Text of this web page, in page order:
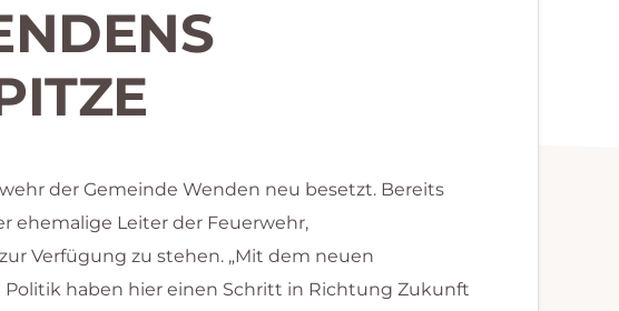
der Gemeinde Wenden neu besetzt. Bereits
ehemalige Leiter der Feuerwehr,
Verfügung zu stehen. „Mit dem neuen
haben hier einen Schritt in Richtung Zukunft